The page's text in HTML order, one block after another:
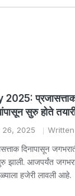
सुरु होते
26, 2025
दिनापासून
झाली. आजपर्यंत
हजेरी लावली आहे.